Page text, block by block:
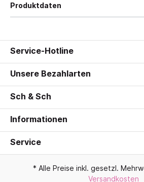
Produktdaten
Service-Hotline
Unsere Bezahlarten
Sch & Sch
Informationen
Service
* Alle Preise inkl. gesetzl.
Versandkosten